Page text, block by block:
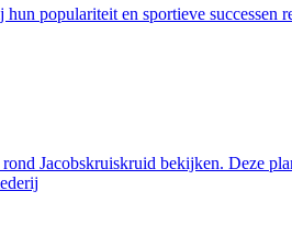
populariteit en sportieve successen
Jacobskruiskruid bekijken. Deze